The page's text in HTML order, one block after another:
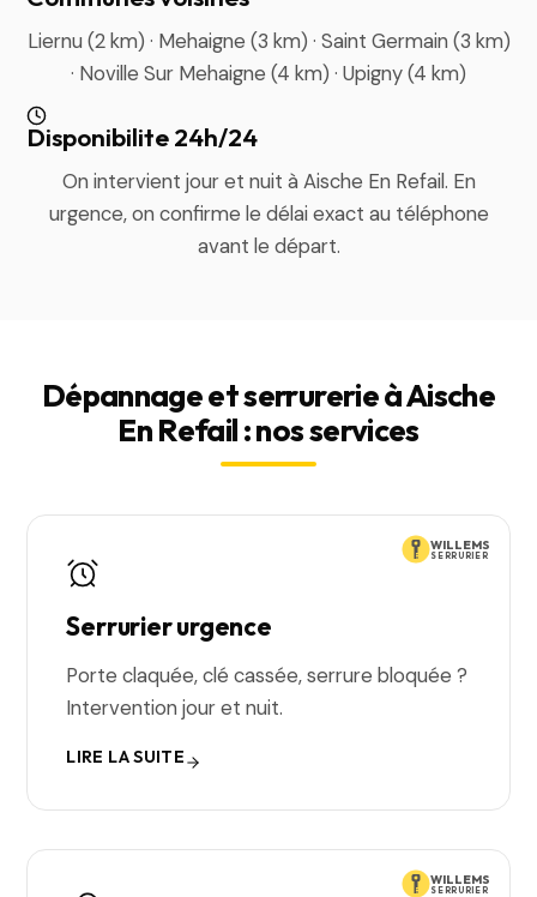
Liernu (2 km) · Mehaigne (3 km) · Saint Germain (3 km)
· Noville Sur Mehaigne (4 km) · Upigny (4 km)
Disponibilite 24h/24
On intervient jour et nuit à Aische En Refail. En
urgence, on confirme le délai exact au téléphone
avant le départ.
Dépannage et serrurerie à Aische
En Refail : nos services
WILLEMS
SERRURIER
Serrurier urgence
Porte claquée, clé cassée, serrure bloquée ?
Intervention jour et nuit.
LIRE LA SUITE
WILLEMS
SERRURIER